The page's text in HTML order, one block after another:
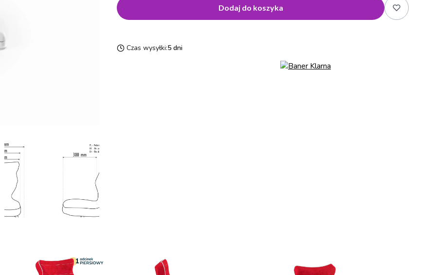
Dodaj do koszyka
Czas wysyłki:5 dni